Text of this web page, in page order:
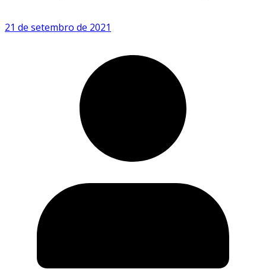
21 de setembro de 2021